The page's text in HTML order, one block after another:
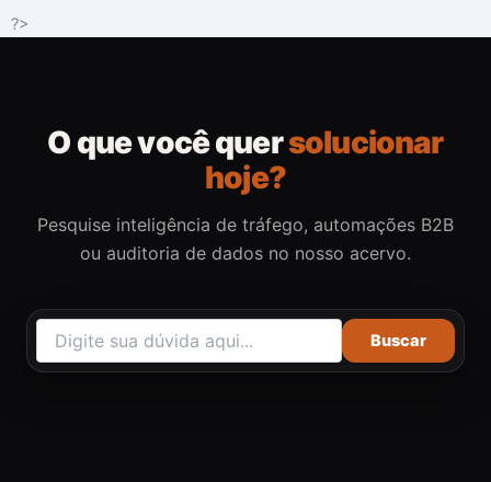
para
?>
O que você quersolucionar
hoje?
Pesquise inteligência de tráfego, automações B2B
ou auditoria de dados no nosso acervo.
Buscar